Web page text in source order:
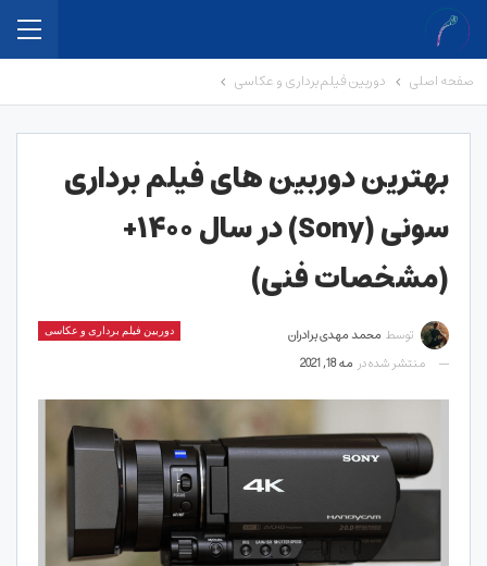
صفحه اصلی دوربین فیلم برداری و عکاسی
بهترین دوربین های فیلم برداری
سونی (Sony) در سال ۱۴۰۰+
(مشخصات فنی)
دوربین فیلم برداری و عکاسی توسط محمد مهدی برادران
منتشر شده در مه 18, 2021